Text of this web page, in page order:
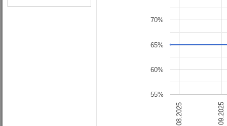
08.2025 09.2025
55%
60%
65%
70%